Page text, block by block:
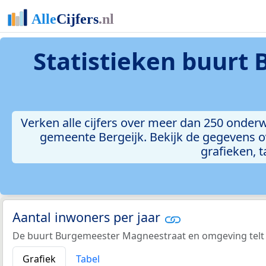
Statistieken buurt
Verken alle cijfers over meer dan 250
gemeente Bergeijk. Bekijk de gegevens
grafieken,
Aantal inwoners per jaar
De buurt Burgemeester Magneestraat en omgeving telt
Grafiek
Tabel